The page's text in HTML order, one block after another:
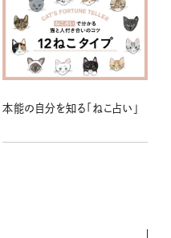
本能の自分を知る「ねこ占い」